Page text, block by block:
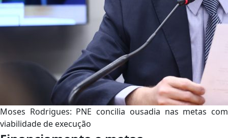
Moses Rodrigues: PNE concilia ousadia nas metas com
viabilidade de execução